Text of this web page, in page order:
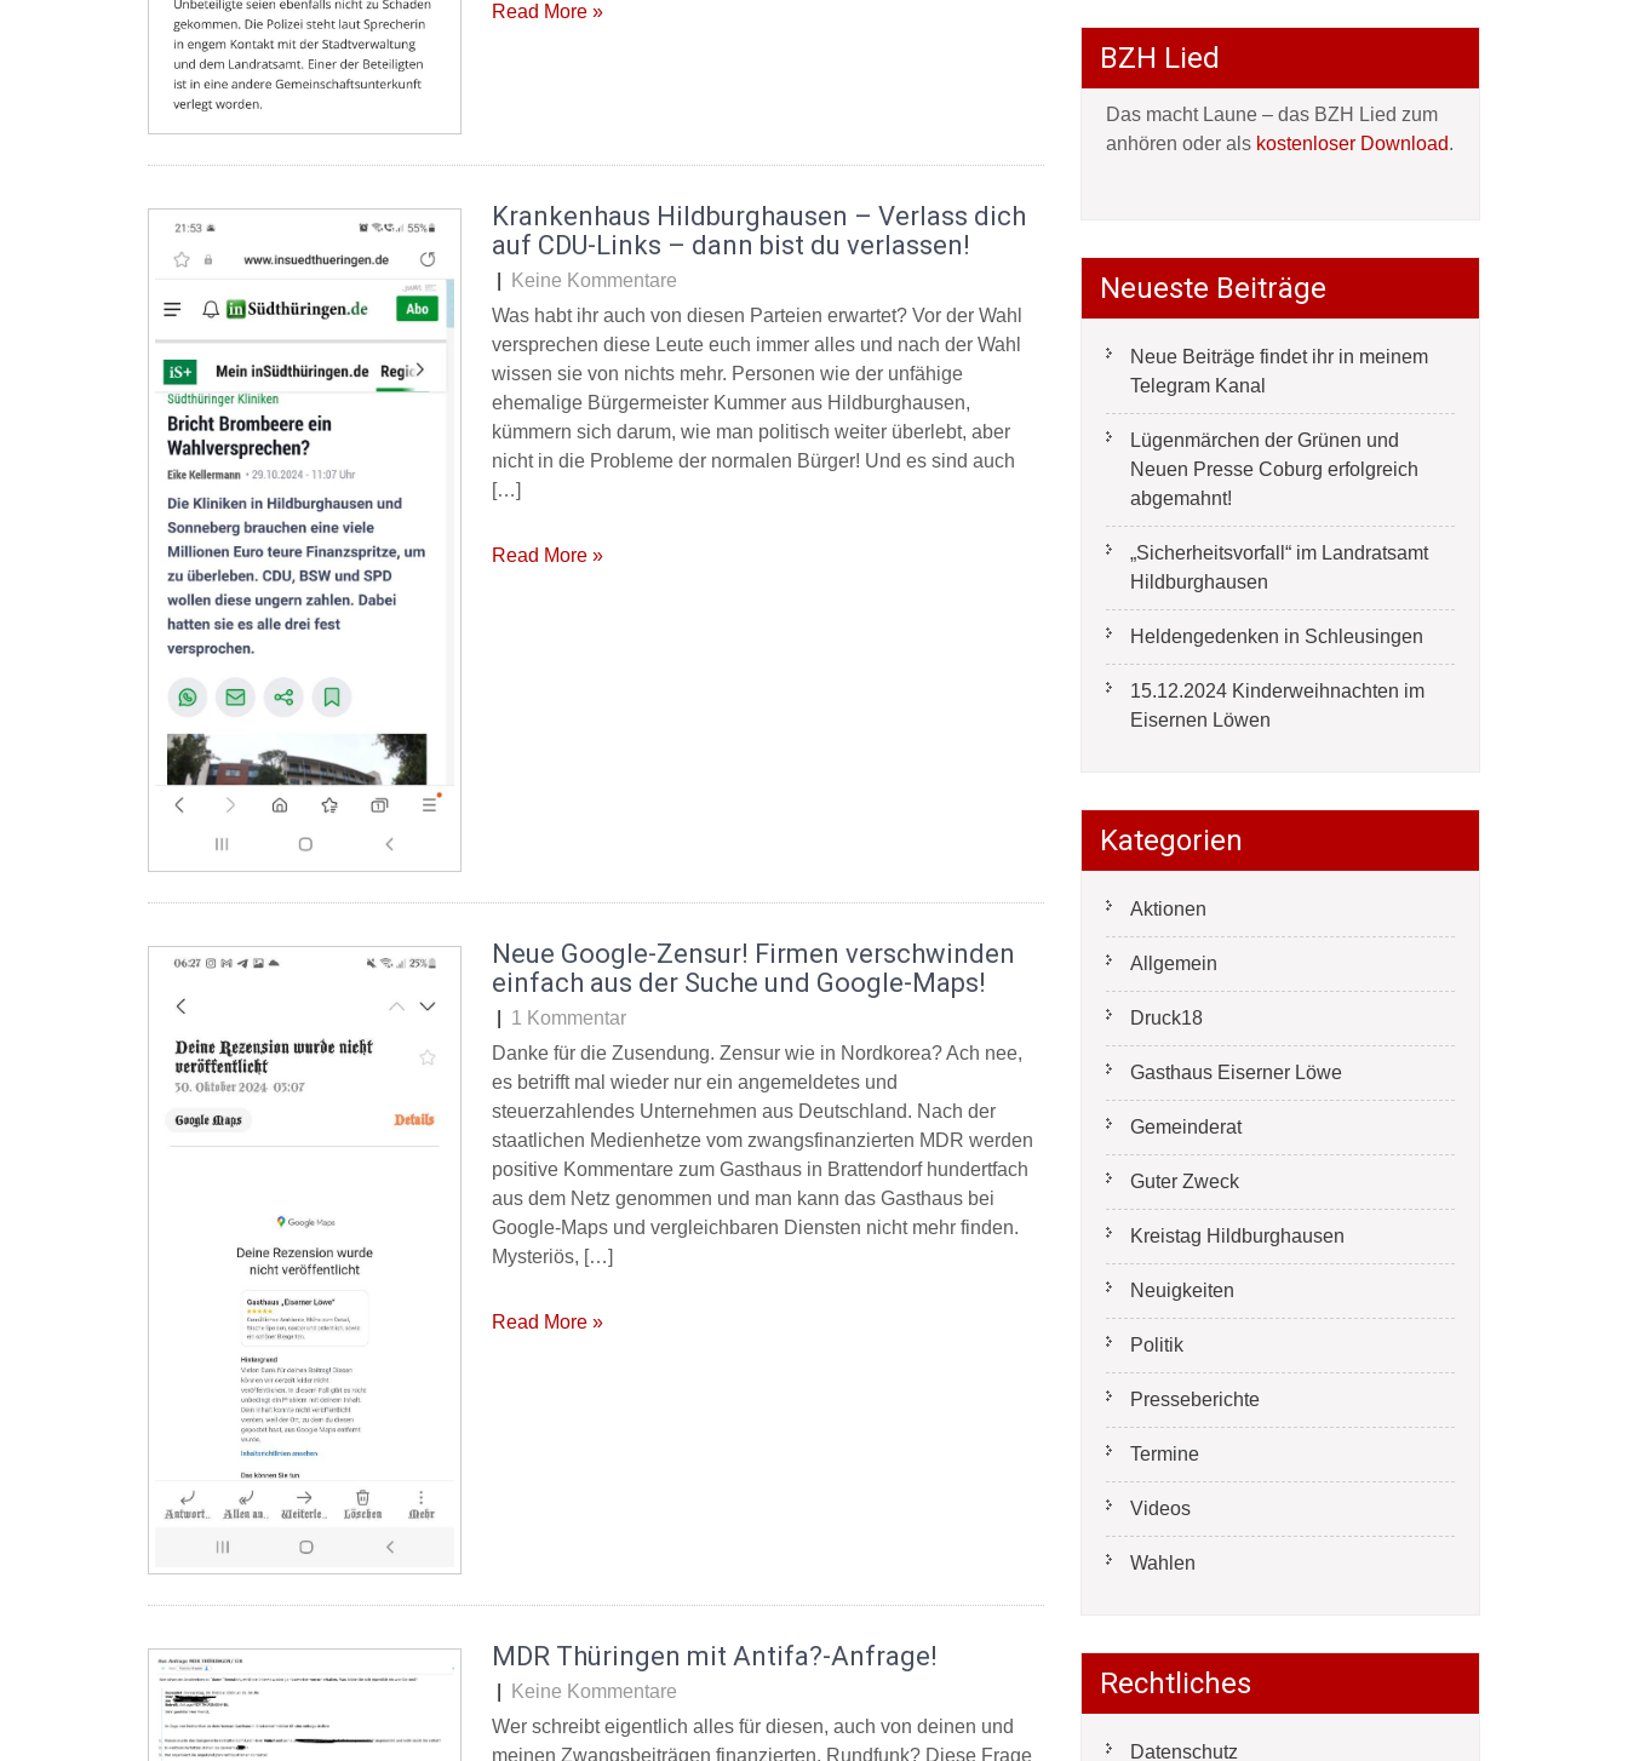
Read More »
Krankenhaus Hildburghausen – Verlass dich
auf CDU-Links – dann bist du verlassen!
Keine Kommentare
Was habt ihr auch von diesen Parteien erwartet? Vor der Wahl
versprechen diese Leute euch immer alles und nach der Wahl
wissen sie von nichts mehr. Personen wie der unfähige
ehemalige Bürgermeister Kummer aus Hildburghausen,
kümmern sich darum, wie man politisch weiter überlebt, aber
nicht in die Probleme der normalen Bürger! Und es sind auch
[…]
Read More »
Neue Google-Zensur! Firmen verschwinden
einfach aus der Suche und Google-Maps!
1 Kommentar
Danke für die Zusendung. Zensur wie in Nordkorea? Ach nee,
es betrifft mal wieder nur ein angemeldetes und
steuerzahlendes Unternehmen aus Deutschland. Nach der
staatlichen Medienhetze vom zwangsfinanzierten MDR werden
positive Kommentare zum Gasthaus in Brattendorf hundertfach
aus dem Netz genommen und man kann das Gasthaus bei
Google-Maps und vergleichbaren Diensten nicht mehr finden.
Mysteriös, […]
Read More »
MDR Thüringen mit Antifa?-Anfrage!
Keine Kommentare
Wer schreibt eigentlich alles für diesen, auch von deinen und
meinen Zwangsbeiträgen finanzierten, Rundfunk? Diese Frage
BZH Lied
Das macht Laune – das BZH Lied zum
anhören oder als kostenloser Download.
Neueste Beiträge
Neue Beiträge findet ihr in meinem
Telegram Kanal
Lügenmärchen der Grünen und
Neuen Presse Coburg erfolgreich
abgemahnt!
„Sicherheitsvorfall“ im Landratsamt
Hildburghausen
Heldengedenken in Schleusingen
15.12.2024 Kinderweihnachten im
Eisernen Löwen
Kategorien
Aktionen
Allgemein
Druck18
Gasthaus Eiserner Löwe
Gemeinderat
Guter Zweck
Kreistag Hildburghausen
Neuigkeiten
Politik
Presseberichte
Termine
Videos
Wahlen
Rechtliches
Datenschutz